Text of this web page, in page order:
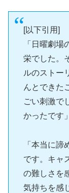
[以下引用]
「日曜劇
栄でした。
ルのストー
んとできた
ごい刺激で
かったです」
「本当に
です。キャ
の難しさを
気持ちを感